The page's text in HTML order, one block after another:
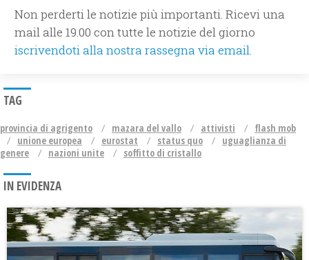
Non perderti le notizie più importanti. Ricevi una
mail alle 19.00 con tutte le notizie del giorno
iscrivendoti alla nostra rassegna via email.
TAG
provincia di agrigento mazara del vallo attivisti
flash mob
unione europea
eurostat status quo
uguaglianza di
genere
nazioni unite soffitto di cristallo
IN EVIDENZA